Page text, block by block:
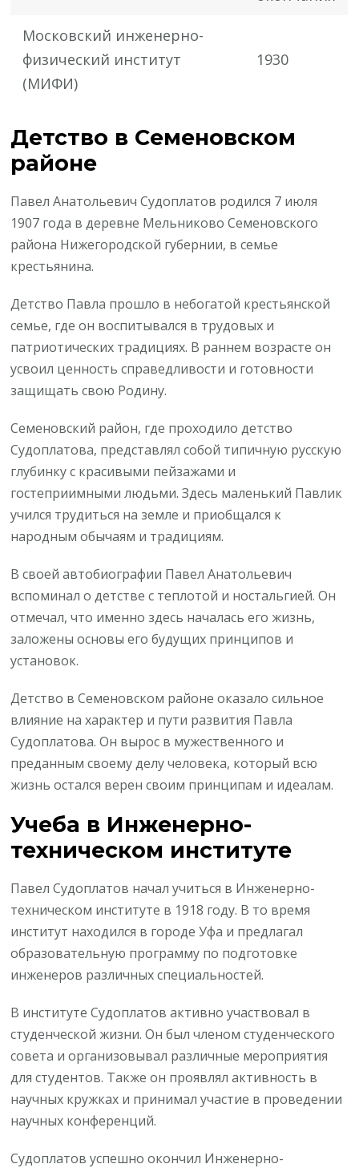
Московский инженерно-
физический институт
(МИФИ)
1930
Детство в Семеновском
районе
Павел Анатольевич Судоплатов родился 7 июля
1907 года в деревне Мельниково Семеновского
района Нижегородской губернии, в семье
крестьянина.
Детство Павла прошло в небогатой крестьянской
семье, где он воспитывался в трудовых и
патриотических традициях. В раннем возрасте он
усвоил ценность справедливости и готовности
защищать свою Родину.
Семеновский район, где проходило детство
Судоплатова, представлял собой типичную русскую
глубинку с красивыми пейзажами и
гостеприимными людьми. Здесь маленький Павлик
учился трудиться на земле и приобщался к
народным обычаям и традициям.
В своей автобиографии Павел Анатольевич
вспоминал о детстве с теплотой и ностальгией. Он
отмечал, что именно здесь началась его жизнь,
заложены основы его будущих принципов и
установок.
Детство в Семеновском районе оказало сильное
влияние на характер и пути развития Павла
Судоплатова. Он вырос в мужественного и
преданным своему делу человека, который всю
жизнь остался верен своим принципам и идеалам.
Учеба в Инженерно-
техническом институте
Павел Судоплатов начал учиться в Инженерно-
техническом институте в 1918 году. В то время
институт находился в городе Уфа и предлагал
образовательную программу по подготовке
инженеров различных специальностей.
В институте Судоплатов активно участвовал в
студенческой жизни. Он был членом студенческого
совета и организовывал различные мероприятия
для студентов. Также он проявлял активность в
научных кружках и принимал участие в проведении
научных конференций.
Судоплатов успешно окончил Инженерно-